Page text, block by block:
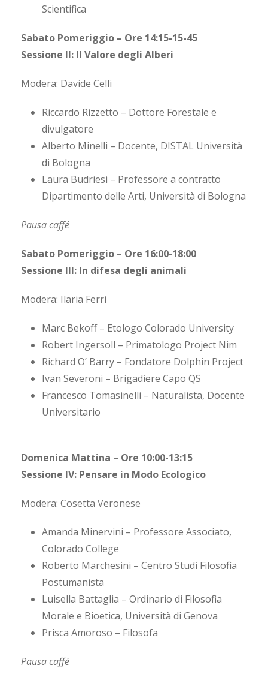
Scientifica
Sabato Pomeriggio – Ore 14:15-15-45
Sessione II: Il Valore degli Alberi
Modera: Davide Celli
Riccardo Rizzetto – Dottore Forestale e
divulgatore
Alberto Minelli – Docente, DISTAL Università
di Bologna
Laura Budriesi – Professore a contratto
Dipartimento delle Arti, Università di Bologna
Pausa caffé
Sabato Pomeriggio – Ore 16:00-18:00
Sessione III: In difesa degli animali
Modera: Ilaria Ferri
Marc Bekoff – Etologo Colorado University
Robert Ingersoll – Primatologo Project Nim
Richard O’ Barry – Fondatore Dolphin Project
Ivan Severoni – Brigadiere Capo QS
Francesco Tomasinelli – Naturalista, Docente
Universitario
Domenica Mattina – Ore 10:00-13:15
Sessione IV: Pensare in Modo Ecologico
Modera: Cosetta Veronese
Amanda Minervini – Professore Associato,
Colorado College
Roberto Marchesini – Centro Studi Filosofia
Postumanista
Luisella Battaglia – Ordinario di Filosofia
Morale e Bioetica, Università di Genova
Prisca Amoroso – Filosofa
Pausa caffé